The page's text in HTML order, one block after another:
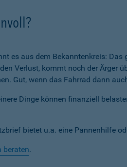
es aus dem Bekanntenkreis:
Verlust, kommt noch der Ärger
Gut, wenn das Fahrrad dann
Dinge können finanziell
bietet u.a. eine Pannenhilfe
beraten.